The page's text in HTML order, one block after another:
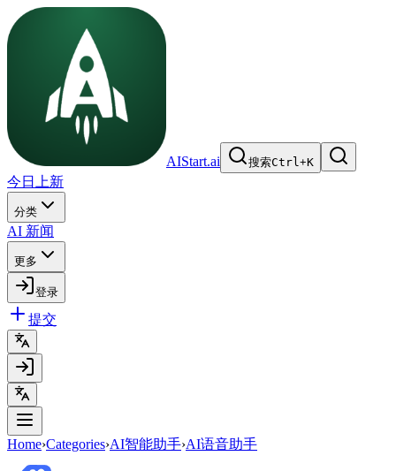
AIStart.ai 搜索Ctrl+K
今日上新
分类
AI 新闻
更多
登录
提交
Home›Categories›AI智能助手›AI语音助手